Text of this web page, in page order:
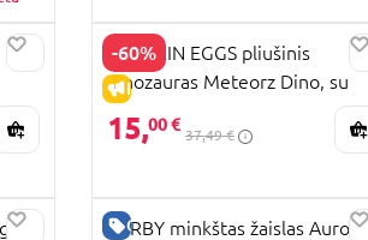
-60%
IŠPARDAVIMAS
CRACKIN EGGS pliušinis
dinozauras Meteorz Dino, su
šviesomis ir garsais, asort.,
SK009A1
15,00 €
37,49 €
GERA KAINA
FURBY minkštas žaislas Aurora